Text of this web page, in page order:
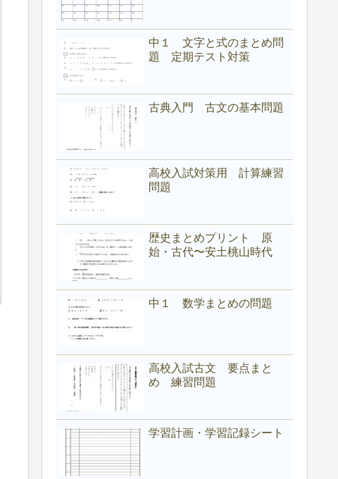
中１ 文字と式のまとめ問
題 定期テスト対策
古典入門 古文の基本問題
高校入試対策用 計算練習
問題
歴史まとめプリント 原
始・古代〜安土桃山時代
中１ 数学まとめの問題
高校入試古文 要点まと
め 練習問題
学習計画・学習記録シート